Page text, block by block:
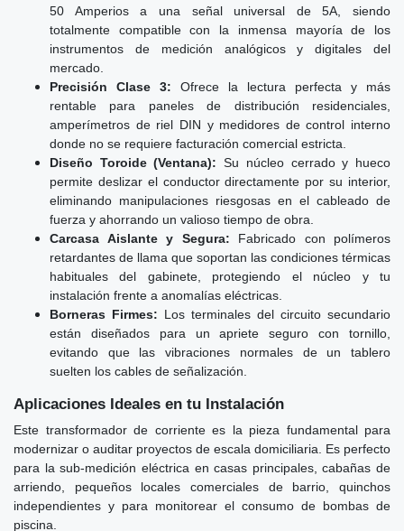
50 Amperios a una señal universal de 5A, siendo
totalmente compatible con la inmensa mayoría de los
instrumentos de medición analógicos y digitales del
mercado.
Precisión Clase 3: Ofrece la lectura perfecta y más
rentable para paneles de distribución residenciales,
amperímetros de riel DIN y medidores de control interno
donde no se requiere facturación comercial estricta.
Diseño Toroide (Ventana): Su núcleo cerrado y hueco
permite deslizar el conductor directamente por su interior,
eliminando manipulaciones riesgosas en el cableado de
fuerza y ahorrando un valioso tiempo de obra.
Carcasa Aislante y Segura: Fabricado con polímeros
retardantes de llama que soportan las condiciones térmicas
habituales del gabinete, protegiendo el núcleo y tu
instalación frente a anomalías eléctricas.
Borneras Firmes: Los terminales del circuito secundario
están diseñados para un apriete seguro con tornillo,
evitando que las vibraciones normales de un tablero
suelten los cables de señalización.
Aplicaciones Ideales en tu Instalación
Este transformador de corriente es la pieza fundamental para
modernizar o auditar proyectos de escala domiciliaria. Es perfecto
para la sub-medición eléctrica en casas principales, cabañas de
arriendo, pequeños locales comerciales de barrio, quinchos
independientes y para monitorear el consumo de bombas de
piscina.